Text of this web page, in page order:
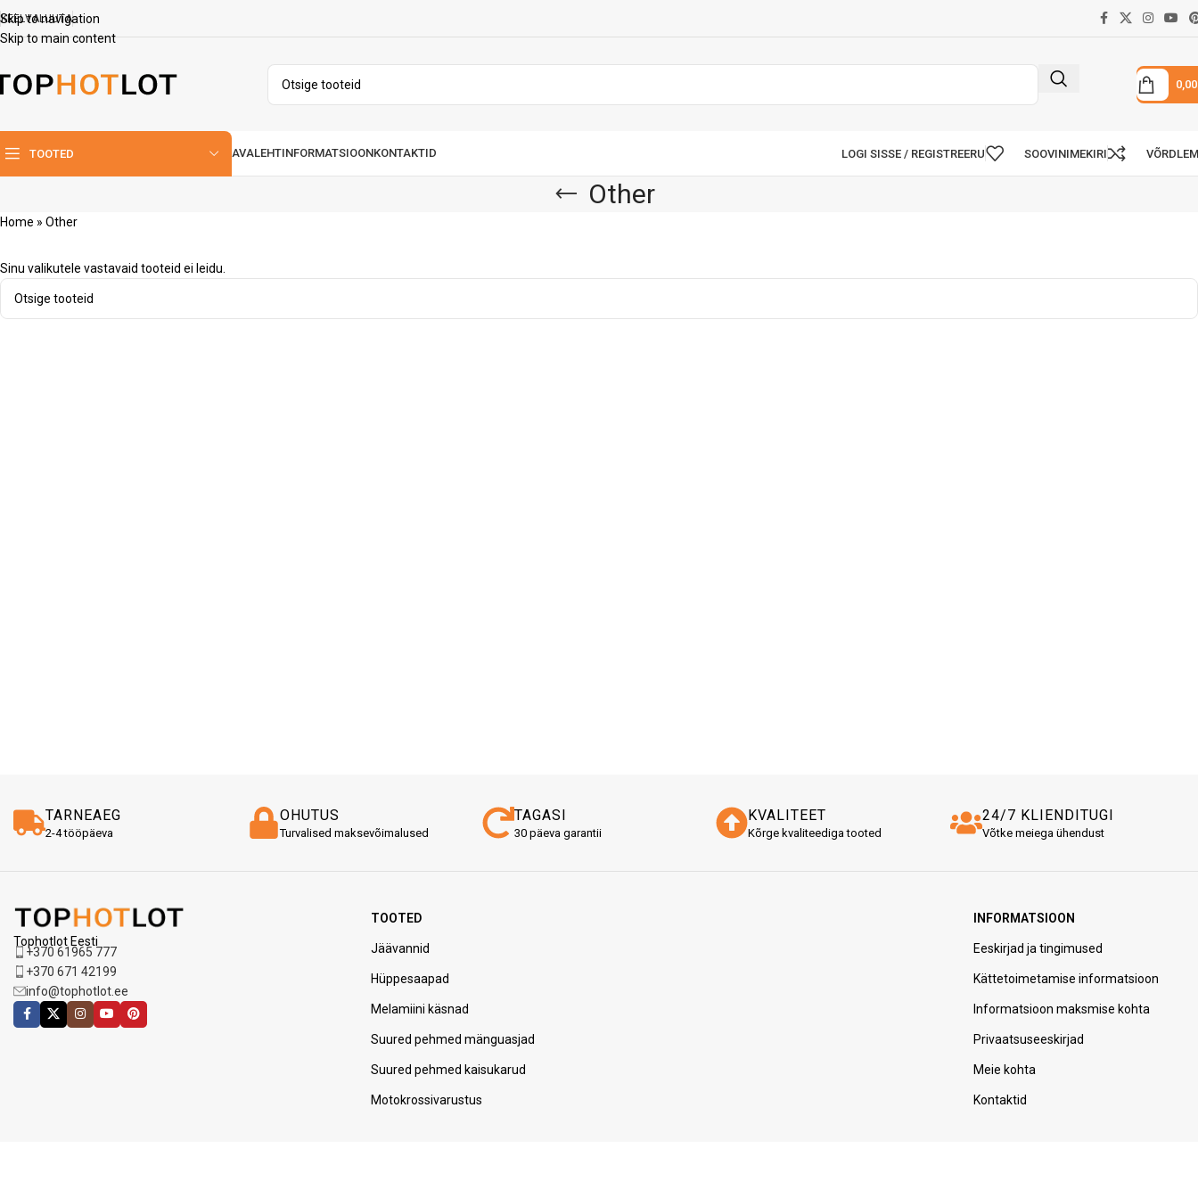
Skip to navigation
Skip to main content
KEELVALUUTA
TOOTED AVALEHTINFORMATSIOONKONTAKTID LOGI SISSE / REGISTREERU SOOVINIMEKIRI
Other
Home » Other
Sinu valikutele vastavaid tooteid ei leidu.
TARNEAEG
2-4 tööpäeva
OHUTUS
Turvalised maksevõimalused
TAGASI
30 päeva garantii
KVALITEET
Kõrge kvaliteediga tooted
24/7 KLIENDITUGI
Võtke meiega ühendust
Tophotlot Eesti
+370 61965 777
+370 671 42199
info@tophotlot.ee
TOOTED
Jäävannid
Hüppesaapad
Melamiini käsnad
Suured pehmed mänguasjad
Suured pehmed kaisukarud
Motokrossivarustus
INFORMATSIOON
Eeskirjad ja tingimused
Kättetoimetamise informatsioon
Informatsioon maksmise kohta
Privaatsuseeskirjad
Meie kohta
Kontaktid